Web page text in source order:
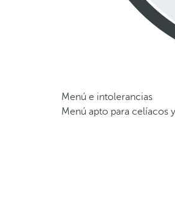
Menú e intolerancias
Menú apto para celíacos